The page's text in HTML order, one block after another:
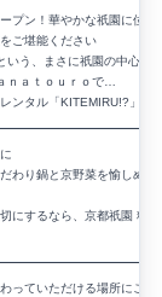
プン！華やかな祇園に位置
ご堪能ください
いう、まさに祇園の中心に
ｎａｔｏｕｒｏで…
ンタル「KITEMIRU!?」と
わり鍋と京野菜を愉しめる
にするなら、京都祇園 料
っていただける場所にござ